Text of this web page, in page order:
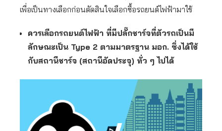
เพื่อเป็นทางเลือกก่อนตัดสินใจเลือกซื้อรถยนต์ไฟฟ้ามาใช้
ควรเลือกรถยนต์ไฟฟ้า ที่มีปลั๊กชาร์จที่ตัวรถเป็นมี
ลักษณะเป็น Type 2 ตามมาตรฐาน มอก. ซึ่งได้ใช้
กับสถานีชาร์จ (สถานีอัดประจุ) ทั่ว ๆ ไปได้